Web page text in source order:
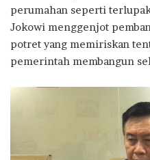
perumahan seperti
Jokowi menggenjot
potret yang memiriskan
pemerintah membangun